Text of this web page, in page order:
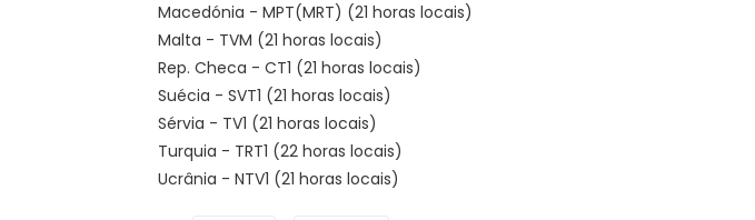
Macedónia - MPT(MRT) (21 horas locais)
Malta - TVM (21 horas locais)
Rep. Checa - CT1 (21 horas locais)
Suécia - SVT1 (21 horas locais)
Sérvia - TV1 (21 horas locais)
Turquia - TRT1 (22 horas locais)
Ucrânia - NTV1 (21 horas locais)